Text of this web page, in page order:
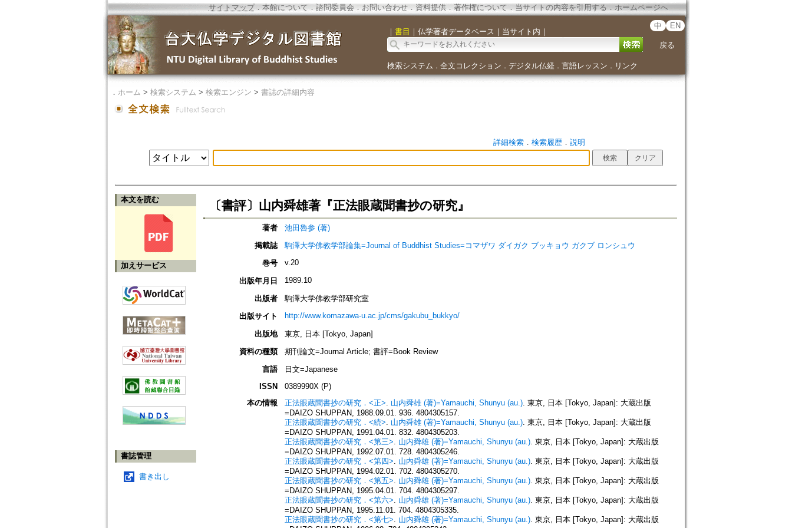
サイトマップ．本館について ． 諮問委員会． お問い合わせ． 資料提供． 著作権について．当サイトの内容を引用する ． ホームページへ
｜ 書目 ｜ 仏学著者データベース ｜ 当サイト内 ｜
中 EN
戻る
検索システム ． 全文コレクション ． デジタル仏経． 言語レッスン ． リンク
． ホーム > 検索システム > 検索エンジン > 書誌の詳細内容
詳細検索． 検索履歴． 説明
本文を読む
加えサービス
書誌管理
書き出し
〔書評〕山内舜雄著『正法眼蔵聞書抄の研究』
著者
池田魯参 (著)
掲載誌
駒澤大学佛教学部論集=Journal of Buddhist Studies=コマザワ ダイガク ブッキョウ ガクブ ロンシュウ
巻号
v.20
出版年月日 1989.10
出版者
駒澤大学佛教学部研究室
出版サイト
http://www.komazawa-u.ac.jp/cms/gakubu_bukkyo/
出版地
東京, 日本 [Tokyo, Japan]
資料の種類
期刊論文=Journal Article; 書評=Book Review
言語
日文=Japanese
ISSN
0389990X (P)
本の情報
正法眼蔵聞書抄の研究．<正>. 山内舜雄 (著)=Yamauchi, Shunyu (au.). 東京, 日本 [Tokyo, Japan]: 大蔵出版
=DAIZO SHUPPAN, 1988.09.01. 936. 4804305157.
正法眼蔵聞書抄の研究．<続>. 山内舜雄 (著)=Yamauchi, Shunyu (au.). 東京, 日本 [Tokyo, Japan]: 大蔵出版
=DAIZO SHUPPAN, 1991.04.01. 832. 4804305203.
正法眼蔵聞書抄の研究．<第三>. 山内舜雄 (著)=Yamauchi, Shunyu (au.). 東京, 日本 [Tokyo, Japan]: 大蔵出版
=DAIZO SHUPPAN, 1992.07.01. 728. 4804305246.
正法眼蔵聞書抄の研究．<第四>. 山内舜雄 (著)=Yamauchi, Shunyu (au.). 東京, 日本 [Tokyo, Japan]: 大蔵出版
=DAIZO SHUPPAN, 1994.02.01. 702. 4804305270.
正法眼蔵聞書抄の研究．<第五>. 山内舜雄 (著)=Yamauchi, Shunyu (au.). 東京, 日本 [Tokyo, Japan]: 大蔵出版
=DAIZO SHUPPAN, 1995.04.01. 704. 4804305297.
正法眼蔵聞書抄の研究．<第六>. 山内舜雄 (著)=Yamauchi, Shunyu (au.). 東京, 日本 [Tokyo, Japan]: 大蔵出版
=DAIZO SHUPPAN, 1995.11.01. 704. 4804305335.
正法眼蔵聞書抄の研究．<第七>. 山内舜雄 (著)=Yamauchi, Shunyu (au.). 東京, 日本 [Tokyo, Japan]: 大蔵出版